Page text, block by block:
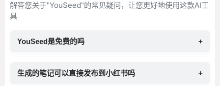
解答您关于"YouSeed"的常见疑问，让您更好地使用这款AI工
具
YouSeed是免费的吗 +
生成的笔记可以直接发布到小红书吗 +